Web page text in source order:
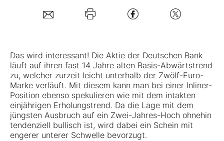
Kontakt
Das wird interessant! Die Aktie der Deutschen Bank
läuft auf ihren fast 14 Jahre alten Basis-Abwärtstrend
zu, welcher zurzeit leicht unterhalb der Zwölf-Euro-
Marke verläuft. Mit diesem kann man bei einer Inliner-
Position ebenso spekulieren wie mit dem intakten
einjährigen Erholungstrend. Da die Lage mit dem
jüngsten Ausbruch auf ein Zwei-Jahres-Hoch ohnehin
tendenziell bullisch ist, wird dabei ein Schein mit
engerer unterer Schwelle bevorzugt.